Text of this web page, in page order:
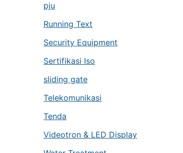
pju
Running Text
Security Equipment
Sertifikasi Iso
sliding gate
Telekomunikasi
Tenda
Videotron & LED Display